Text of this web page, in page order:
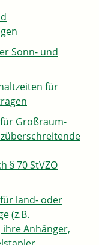
Sonn- und
für
Großraum-
§ 70 StVZO
land- oder
(z.B.
ihre Anhänger,